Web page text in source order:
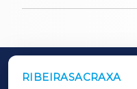
RIBEIRASACRAXA
OUTROS